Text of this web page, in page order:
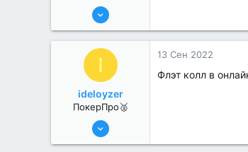
6 Июн 2022
2
I
ideloyzer
ПокерПро🥈
6 Июн 2022
13 Сен 2022
Флэт колл в